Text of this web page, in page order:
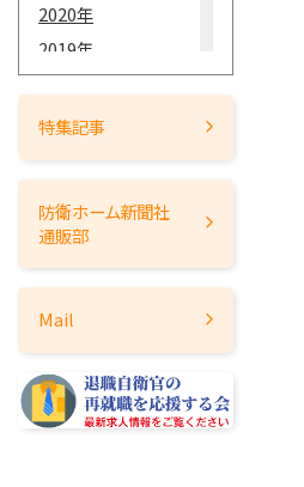
2020年
2019年
2018年
2017年
2014年
2012年
2011年
2009年
2008年
特集記事
防衛ホーム新聞社
通販部
Mail